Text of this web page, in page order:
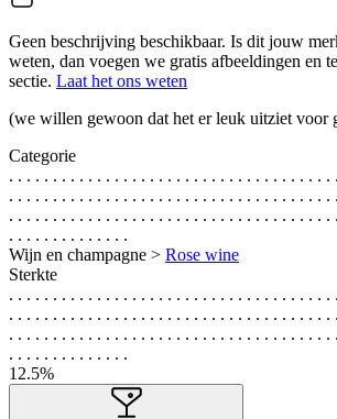
Geen beschrijving beschikbaar. Is dit jouw
weten, dan voegen we gratis afbeeldingen en
sectie. Laat het ons weten
(we willen gewoon dat het er leuk uitziet voor
Categorie
. . . . . . . . . . . . . . . . . . . . . . . . . . . . . . . . . . . . .
. . . . . . . . . . . . . . . . . . . . . . . . . . . . . . . . . . . . .
. . . . . . . . . . . . . . . . . . . . . . . . . . . . . . . . . . . . .
. . . . . . . . . . . . . .
Wijn en champagne > Rose wine
Sterkte
. . . . . . . . . . . . . . . . . . . . . . . . . . . . . . . . . . . . .
. . . . . . . . . . . . . . . . . . . . . . . . . . . . . . . . . . . . .
. . . . . . . . . . . . . . . . . . . . . . . . . . . . . . . . . . . . .
. . . . . . . . . . . . . .
12.5%